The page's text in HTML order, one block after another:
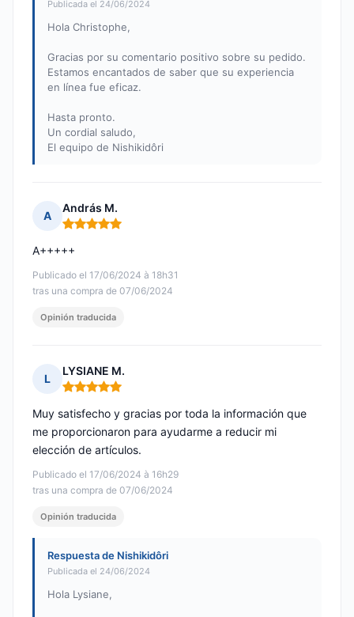
Publicada el 24/06/2024
Hola Christophe,
Gracias por su comentario positivo sobre su pedido.
Estamos encantados de saber que su experiencia
en línea fue eficaz.
Hasta pronto.
Un cordial saludo,
El equipo de Nishikidôri
A
András M.
Nota: 5 de 5
Publicado el 17/06/2024 à 18h31
tras una compra de 07/06/2024
A+++++
Opinión traducida
L
LYSIANE M.
Nota: 5 de 5
Publicado el 17/06/2024 à 16h29
tras una compra de 07/06/2024
Muy satisfecho y gracias por toda la información que
me proporcionaron para ayudarme a reducir mi
elección de artículos.
Opinión traducida
Respuesta de Nishikidôri
Publicada el 24/06/2024
Hola Lysiane,